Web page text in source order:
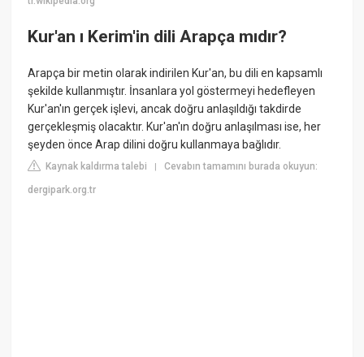
Kur'an ı Kerim'in dili Arapça mıdır?
Arapça bir metin olarak indirilen Kur'an, bu dili en kapsamlı
şekilde kullanmıştır. İnsanlara yol göstermeyi hedefleyen
Kur'an'ın gerçek işlevi, ancak doğru anlaşıldığı takdirde
gerçekleşmiş olacaktır. Kur'an'ın doğru anlaşılması ise, her
şeyden önce Arap dilini doğru kullanmaya bağlıdır.
Kaynak kaldırma talebi |Cevabın tamamını burada okuyun:
dergipark.org.tr